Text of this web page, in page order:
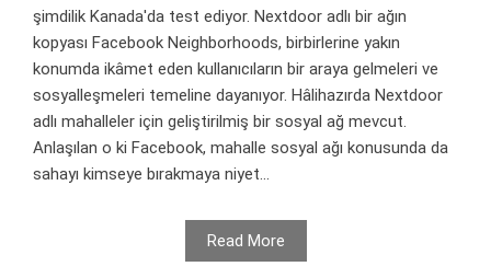
şimdilik Kanada'da test ediyor. Nextdoor adlı bir ağın
kopyası Facebook Neighborhoods, birbirlerine yakın
konumda ikâmet eden kullanıcıların bir araya gelmeleri ve
sosyalleşmeleri temeline dayanıyor. Hâlihazırda Nextdoor
adlı mahalleler için geliştirilmiş bir sosyal ağ mevcut.
Anlaşılan o ki Facebook, mahalle sosyal ağı konusunda da
sahayı kimseye bırakmaya niyet...
Read More